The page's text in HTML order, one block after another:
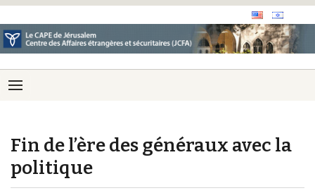
Fin de l’ère des généraux avec la
politique